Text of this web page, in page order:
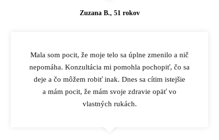
Zuzana B., 51 rokov
Mala som pocit, že moje telo sa úplne zmenilo a nič
nepomáha. Konzultácia mi pomohla pochopiť, čo sa
deje a čo môžem robiť inak. Dnes sa cítim istejšie
a mám pocit, že mám svoje zdravie opäť vo
vlastných rukách.